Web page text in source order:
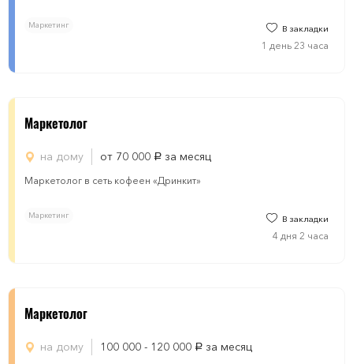
Маркетинг В закладки
1 день 23 часа
Маркетолог
на дому от 70 000 руб. за месяц
Маркетолог в сеть кофеен «Дринкит»
Маркетинг В закладки
4 дня 2 часа
Маркетолог
на дому 100 000 - 120 000 руб. за месяц